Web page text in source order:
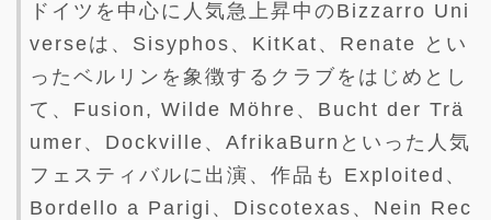
ドイツを中心に人気急上昇中のBizzarro Uni
verseは、Sisyphos、KitKat、Renate とい
ったベルリンを象徴するクラブをはじめとし
て、Fusion, Wilde Möhre、Bucht der Trä
umer、Dockville、AfrikaBurnといった人気
フェスティバルに出演、作品も Exploited、
Bordello a Parigi、Discotexas、Nein Rec